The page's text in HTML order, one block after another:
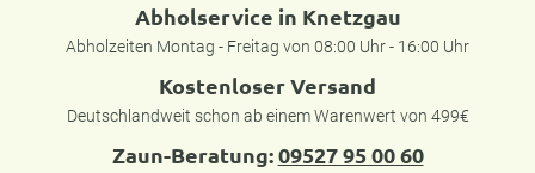
Abholservice in Knetzgau
Abholzeiten Montag - Freitag von 08:00 Uhr - 16:00 Uhr
Kostenloser Versand
Deutschlandweit schon ab einem Warenwert von 499€
Zaun-Beratung:09527 95 00 60